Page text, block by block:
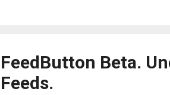
FeedButton Beta.
Feeds.